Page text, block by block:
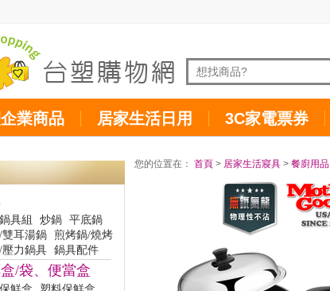
業商品 居家生活日用 3C家電票券
具組 炒鍋 平底鍋
雙耳湯鍋 煎烤鍋/燒烤
壓力鍋具 鍋具配件
/袋、便當盒
您的位置在： 首頁 > 居家生活寢具 > 餐廚用品